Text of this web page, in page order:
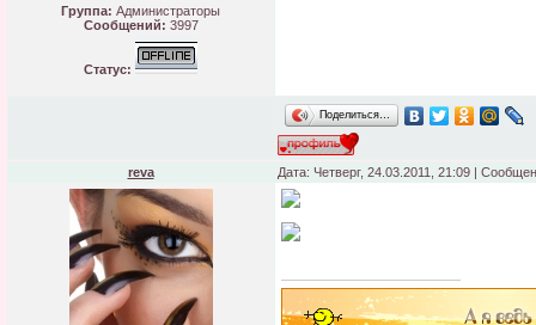
Группа: Администраторы
Сообщений: 3997
Статус:
Поделиться…
reva Дата: Четверг, 24.03.2011, 21:09 |